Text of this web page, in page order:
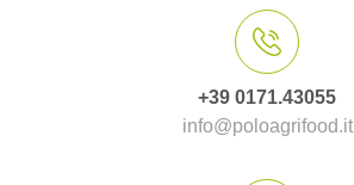
+39 0171.43055
info@poloagrifood.it